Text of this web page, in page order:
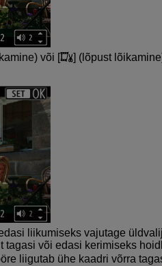
või [ ] (lõpust
liikumiseks vajutage
tagasi või edasi kerimiseks
liigutab ühe kaadri võrra